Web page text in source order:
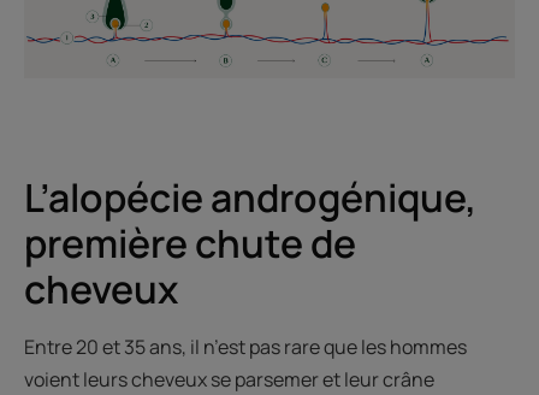
L’alopécie androgénique,
première chute de
cheveux
Entre 20 et 35 ans, il n’est pas rare que les hommes
voient leurs cheveux se parsemer et leur crâne